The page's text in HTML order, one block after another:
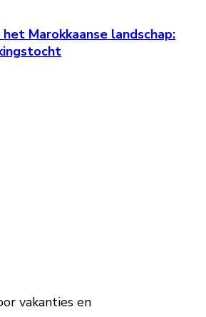
Marokkaanse landschap:
vakanties en